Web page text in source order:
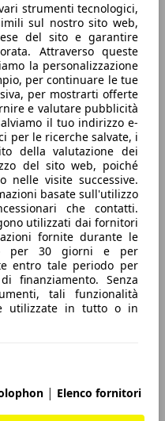
strumenti tecnologici,
sul nostro sito web,
del sito e garantire
Attraverso queste
la personalizzazione
per continuare le tue
per mostrarti offerte
e valutare pubblicità
il tuo indirizzo e-
per le ricerche salvate, i
della valutazione dei
del sito web, poiché
nelle visite successive.
basate sull'utilizzo
che contatti.
utilizzati dai fornitori
fornite durante le
per 30 giorni e per
entro tale periodo per
finanziamento. Senza
tali funzionalità
utilizzate in tutto o in
| Elenco fornitori
c/CL 120cv